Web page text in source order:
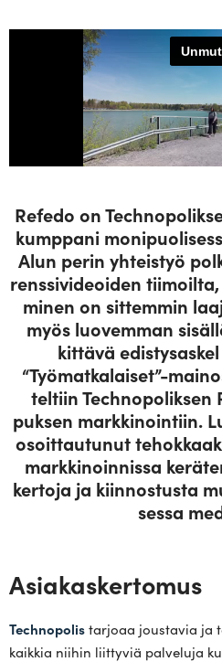
Refedo on
kumppani
Alun perin yhteistyö
rens­si­vi­deoiden
minen on sit­temmin
myös luo­vemman
kittävä
“Työmatkalaiset”-
teltiin
puksen mark­ki­nointiin.
osoit­tau­tunut
mark­ki­noin­nissa
kertoja ja kiin­nos­tusta
sessa
Asiakaskertomus
Technopolistarjoaa joustavia ja
kaikkia niihin liittyviä palveluja